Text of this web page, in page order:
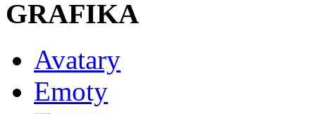
GRAFIKA
Avatary
Emoty